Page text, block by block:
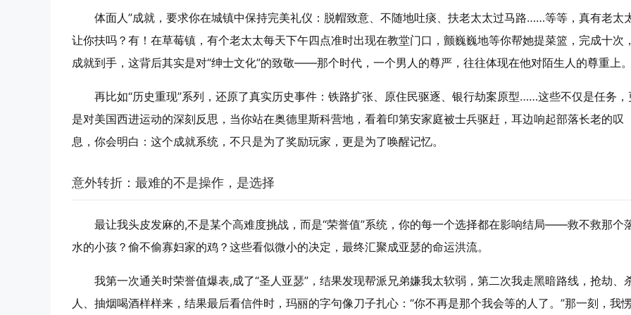
体面人”成就，要求你在城镇中保持完美礼仪：脱帽致意、不随地吐痰、扶老太太过马路……等等，真有老太
让你扶吗？有！在草莓镇，有个老太太每天下午四点准时出现在教堂门口，颤巍巍地等你帮她提菜篮，完成十次，
成就到手，这背后其实是对“绅士文化”的致敬——那个时代，一个男人的尊严，往往体现在他对陌生人的尊重上。
再比如“历史重现”系列，还原了真实历史事件：铁路扩张、原住民驱逐、银行劫案原型……这些不仅是任务，
是对美国西进运动的深刻反思，当你站在奥德里斯科营地，看着印第安家庭被士兵驱赶，耳边响起部落长老的叹
息，你会明白：这个成就系统，不只是为了奖励玩家，更是为了唤醒记忆。
意外转折：最难的不是操作，是选择
最让我头皮发麻的,不是某个高难度挑战，而是“荣誉值”系统，你的每一个选择都在影响结局——救不救那个
水的小孩？偷不偷寡妇家的鸡？这些看似微小的决定，最终汇聚成亚瑟的命运洪流。
我第一次通关时荣誉值爆表,成了“圣人亚瑟”，结果发现帮派兄弟嫌我太软弱，第二次我走黑暗路线，抢劫、
人、抽烟喝酒样样来，结果最后看信件时，玛丽的字句像刀子扎心：“你不再是那个我会等的人了。”那一刻，我